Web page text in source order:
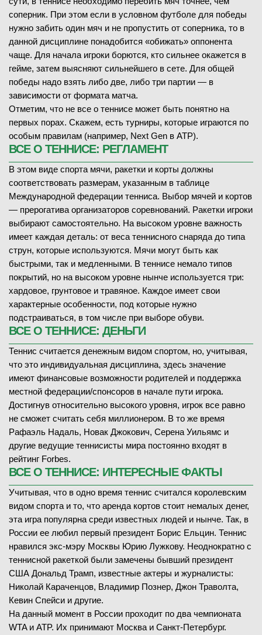
соперник. При этом если в условном футболе для победы
нужно забить один мяч и не пропустить от соперника, то в
данной дисциплине понадобится «обижать» оппонента
чаще. Для начала игроки борются, кто сильнее окажется в
гейме, затем выясняют сильнейшего в сете. Для общей
победы надо взять либо две, либо три партии — в
зависимости от формата матча.
Отметим, что не все о теннисе может быть понятно на
первых порах. Скажем, есть турниры, которые играются по
особым правилам (например, Next Gen в ATP).
ВСЕ О ТЕННИСЕ: РЕГЛАМЕНТ
В этом виде спорта мячи, ракетки и корты должны
соответствовать размерам, указанным в таблице
Международной федерации тенниса. Выбор мячей и кортов
— прерогатива организаторов соревнований. Ракетки игроки
выбирают самостоятельно. На высоком уровне важность
имеет каждая деталь: от веса теннисного снаряда до типа
струн, которые используются. Мячи могут быть как
быстрыми, так и медленными. В теннисе немало типов
покрытий, но на высоком уровне нынче используется три:
хардовое, грунтовое и травяное. Каждое имеет свои
характерные особенности, под которые нужно
подстраиваться, в том числе при выборе обуви.
ВСЕ О ТЕННИСЕ: ДЕНЬГИ
Теннис считается денежным видом спортом, но, учитывая,
что это индивидуальная дисциплина, здесь значение
имеют финансовые возможности родителей и поддержка
местной федерации/спонсоров в начале пути игрока.
Достигнув относительно высокого уровня, игрок все равно
не сможет считать себя миллионером. В то же время
Рафаэль Надаль, Новак Джокович, Серена Уильямс и
другие ведущие теннисисты мира постоянно входят в
рейтинг Forbes.
ВСЕ О ТЕННИСЕ: ИНТЕРЕСНЫЕ ФАКТЫ
Учитывая, что в одно время теннис считался королевским
видом спорта и то, что аренда кортов стоит немалых денег,
эта игра популярна среди известных людей и нынче. Так, в
России ее любил первый президент Борис Ельцин. Теннис
нравился экс-мэру Москвы Юрию Лужкову. Неоднократно с
теннисной ракеткой были замечены бывший президент
США Дональд Трамп, известные актеры и журналисты:
Николай Караченцов, Владимир Познер, Джон Траволта,
Кевин Спейси и другие.
На данный момент в России проходит по два чемпионата
WTA и ATP. Их принимают Москва и Санкт-Петербург.